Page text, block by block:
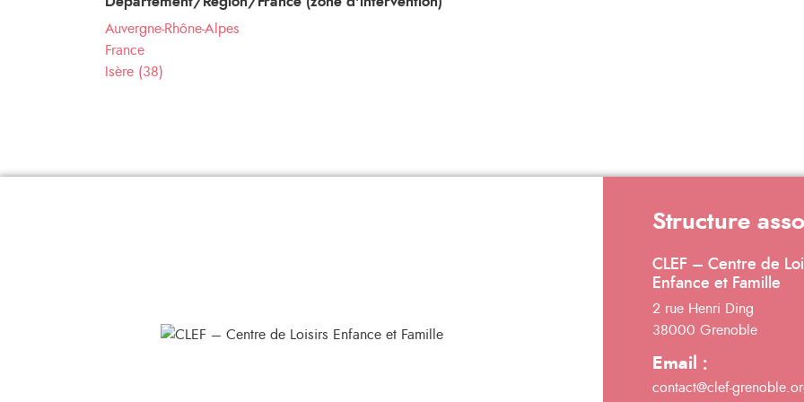
Auvergne-Rhône-Alpes
France
Isère (38)
Structure
CLEF – Centre de
Enfance et Famille
2 rue Henri Ding
38000 Grenoble
Email :
contact@clef-